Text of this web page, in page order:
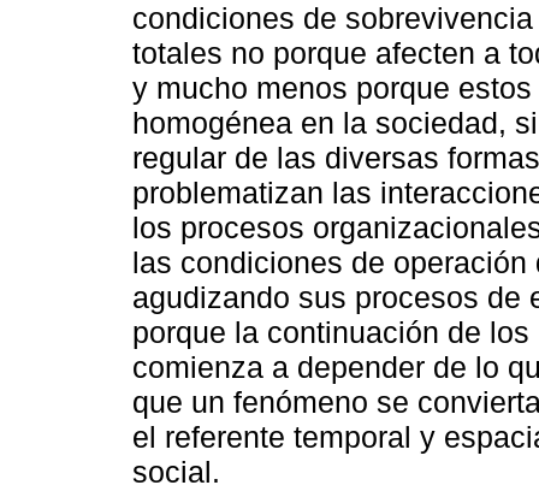
condiciones de sobrevivencia
totales no porque afecten a
y mucho menos porque
homogénea en la sociedad,
regular de las diversas
problematizan las
los procesos
las condiciones de
agudizando sus procesos de
porque la continuación de
comienza a depender de lo
que un fenómeno se
el referente temporal y
social.